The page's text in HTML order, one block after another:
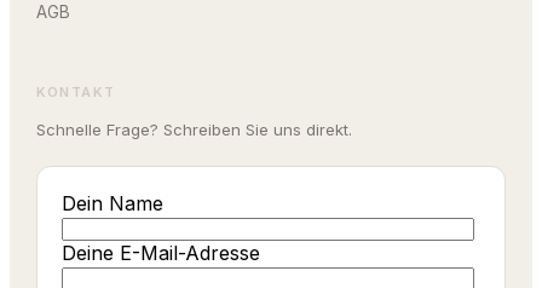
AGB
KONTAKT
Schnelle Frage? Schreiben Sie uns direkt.
Dein Name
Deine E-Mail-Adresse